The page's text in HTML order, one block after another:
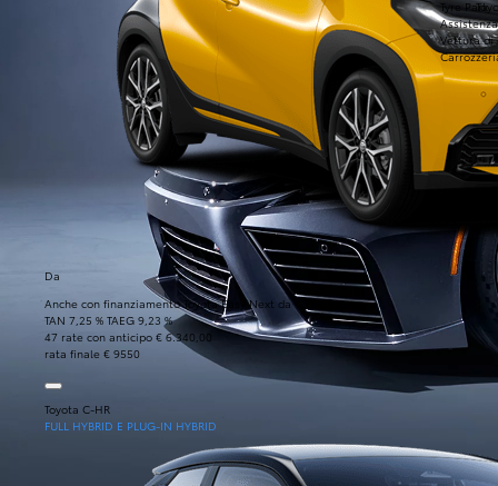
Da
Anche con finanziamento Toyota Easy Next da € 119 al mese
TAN 7,25 % TAEG 9,23 %
47 rate con anticipo € 6.340,00
rata finale € 9550
Toyota C-HR
FULL HYBRID E PLUG-IN HYBRID
Tyre Park
Vettura di